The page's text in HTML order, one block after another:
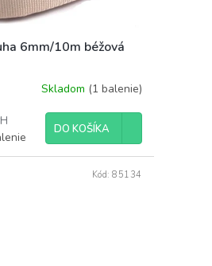
6mm/10m béžová
Skladom (1 balenie)
DO KOŠÍKA
Kód:85134